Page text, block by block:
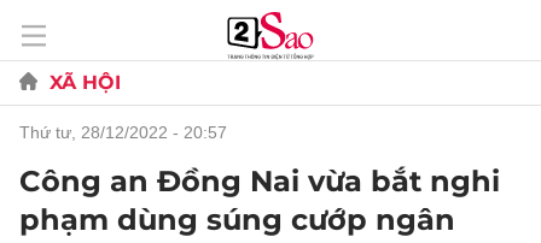
XÃ HỘI
thứ tư, 28/12/2022 - 20:57
Công an Đồng Nai vừa bắt nghi
phạm dùng súng cướp ngân